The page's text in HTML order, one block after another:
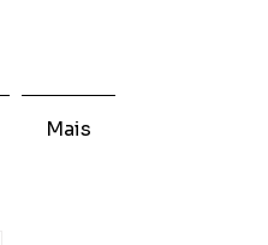
Mais